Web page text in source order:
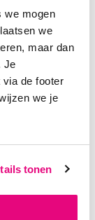
we mogen
we
maar dan
Je
de footer
we je
tonen
(see the